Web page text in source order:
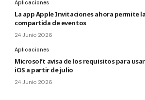
Aplicaciones
La app Apple Invitaciones ahora permite
compartida de eventos
24 Junio 2026
Aplicaciones
Microsoft avisa de los requisitos para
iOS a partir de julio
24 Junio 2026